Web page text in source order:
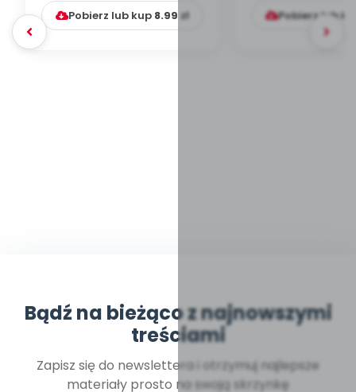
Pobierz lub kup 8.99 zł Pobierz lub
Bądź na bieżąco z najnowszymi
treściami
Zapisz się do newslettera i otrzymuj najlepsze
materiały prosto na swoją skrzynkę